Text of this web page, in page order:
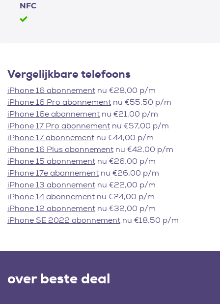
NFC
Vergelijkbare telefoons
iPhone 16 abonnement nu €28,00 p/m
iPhone 16 Pro abonnement nu €55,50 p/m
iPhone 16e abonnement nu €21,00 p/m
iPhone 17 Pro abonnement nu €57,00 p/m
iPhone 17 abonnement nu €44,00 p/m
iPhone 16 Plus abonnement nu €42,00 p/m
iPhone 15 abonnement nu €26,00 p/m
iPhone 17e abonnement nu €26,00 p/m
iPhone 13 abonnement nu €22,00 p/m
iPhone 14 abonnement nu €24,00 p/m
iPhone 12 abonnement nu €32,00 p/m
iPhone SE 2022 abonnement nu €18,50 p/m
over beste deal